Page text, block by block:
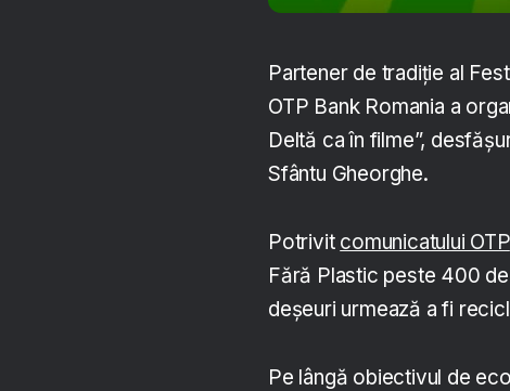
Partener de tradiție al
OTP Bank Romania a
Deltă ca în filme”,
Sfântu Gheorghe.
Potrivit comunicatului OTP
Fără Plastic peste 400
deșeuri urmează a fi
Pe lângă obiectivul de